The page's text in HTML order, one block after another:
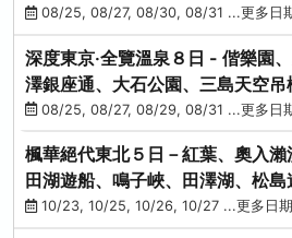
SAPHIR踴子號
08/25, 08/27, 08/30, 08/31 ...更多日
深度東京‧全覽溫泉８日 - 偕樂園
澤銀座通、大石公園、三島天空吊
海鮮食べ放題
08/25, 08/27, 08/29, 08/31 ...更多日
楓華絕代東北５日－紅葉、奧入
田湖遊船、鳴子峽、田澤湖、松
牡蠣10/23, 10/25, 10/26, 10/27 ...更多日期